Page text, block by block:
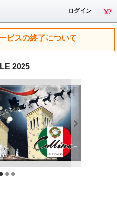
ログイン
ビスの終了について
2025